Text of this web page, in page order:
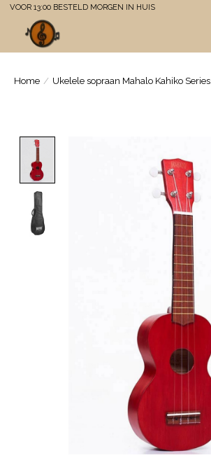
VOOR 13:00 BESTELD MORGEN IN HUIS
Home / Ukelele sopraan Mahalo Kahiko Series.